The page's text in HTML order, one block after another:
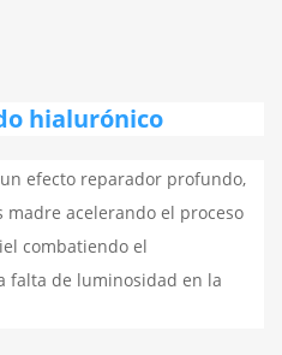
hialurónico
efecto reparador profundo,
acelerando el proceso
combatiendo el
falta de luminosidad en la